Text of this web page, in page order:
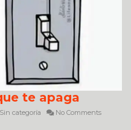
te apaga
Sin categoría No Comments